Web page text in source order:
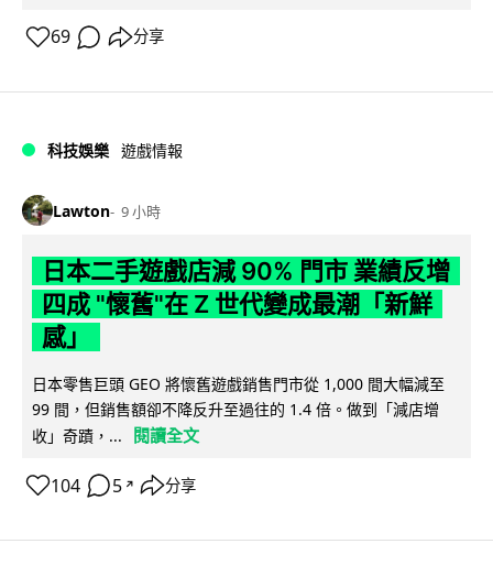
69 分享
科技娛樂 遊戲情報
Lawton 9 小時
日本二手遊戲店減 90% 門市 業績反增
四成 "懷舊"在 Z 世代變成最潮「新鮮
感」
日本零售巨頭 GEO 將懷舊遊戲銷售門市從 1,000 間大幅減至
99 間，但銷售額卻不降反升至過往的 1.4 倍。做到「減店增
收」奇蹟，...
閱讀全文
104 5 ↗ 分享